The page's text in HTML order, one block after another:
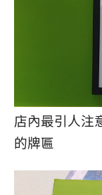
店內最引人注
的牌匾